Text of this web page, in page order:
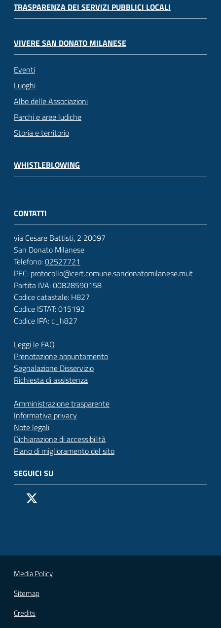
TRASPARENZA DEI SERVIZI PUBBLICI LOCALI
VIVERE SAN DONATO MILANESE
Eventi
Luoghi
Albo delle Associazioni
Parchi e aree ludiche
Storia e territorio
WHISTLEBLOWING
CONTATTI
via Cesare Battisti, 2 20097
San Donato Milanese
Telefono:02527721
PEC: protocollo@cert.comune.sandonatomilanese.mi.it
Partita IVA: 00828590158
Codice catastale: H827
Codice ISTAT: 015192
Codice IPA: c_h827
Leggi le FAQ
Prenotazione appuntamento
Segnalazione Disservizio
Richiesta di assistenza
Amministrazione trasparente
Informativa privacy
Note legali
Dichiarazione di accessibilità
Piano di miglioramento del sito
SEGUICI SU
Pagina Facebook del Comune di San Donato Milanese
Vai alla pagina
Media Policy
Sitemap
Credits